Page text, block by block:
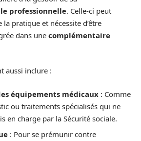
professionnelle. Celle-ci peut
pratique et nécessite d’être
dans une complémentaire
aussi inclure :
équipements médicaux : Comme
ou traitements spécialisés qui ne
en charge par la Sécurité sociale.
: Pour se prémunir contre